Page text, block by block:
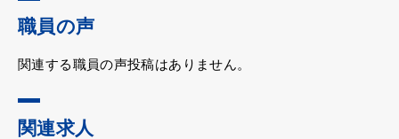
職員の声
関連する職員の声投稿はありません。
関連求人